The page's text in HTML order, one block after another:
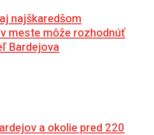
najškaredšom
meste môže rozhodnúť
Bardejova
a okolie pred 220